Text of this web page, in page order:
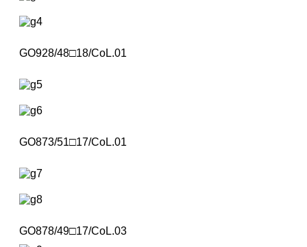
GO928/48□18/CoL.01
GO873/51□17/CoL.01
GO878/49□17/CoL.03